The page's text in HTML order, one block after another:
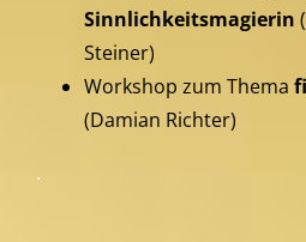
Sinnlichkeitsmagierin
Steiner)
Workshop zum Thema
(Damian Richter)
.